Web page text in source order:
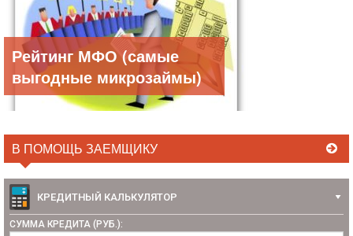
Рейтинг МФО (самые
выгодные микрозаймы)
В ПОМОЩЬ ЗАЕМЩИКУ
КРЕДИТНЫЙ КАЛЬКУЛЯТОР
СУММА КРЕДИТА (РУБ.):